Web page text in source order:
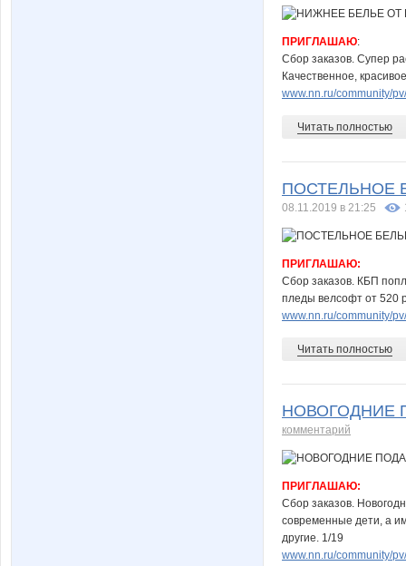
ПРИГЛАШАЮ:
Сбор заказов. Супер
Качественное,
www.nn.ru/community/
Читать полностью
ПОСТЕЛЬНОЕ
08.11.2019 в 21:25
ПРИГЛАШАЮ:
Сбор заказов. КБП
пледы велсофт от 520
www.nn.ru/community/
Читать полностью
НОВОГОДНИЕ
комментарий
ПРИГЛАШАЮ:
Сбор заказов.
современные дети, а
другие. 1/19
www.nn.ru/community/